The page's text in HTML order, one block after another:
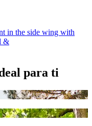
in the side wing with
&
para ti